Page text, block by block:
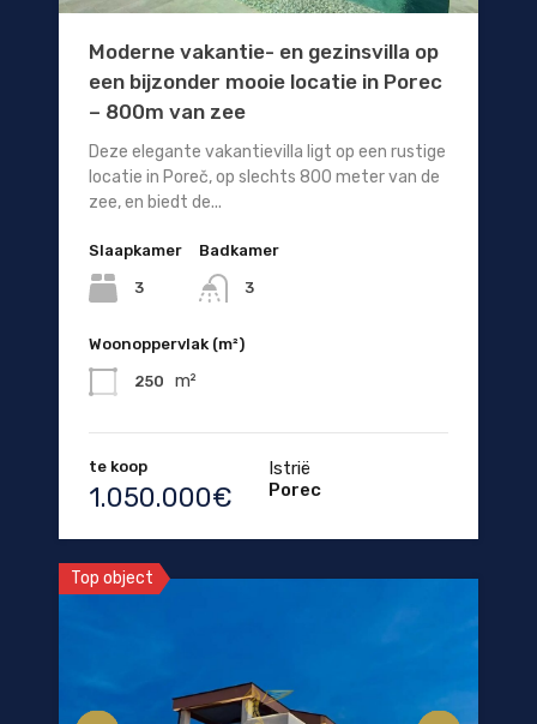
Moderne vakantie- en gezinsvilla op
een bijzonder mooie locatie in Porec
– 800m van zee
Deze elegante vakantievilla ligt op een rustige
locatie in Poreč, op slechts 800 meter van de
zee, en biedt de...
Slaapkamer
3
Badkamer
3
Woonoppervlak (m²)
250 m²
te koop
1.050.000€
Istrië
Porec
Top object